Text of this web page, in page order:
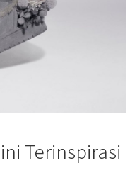
Terinspirasi